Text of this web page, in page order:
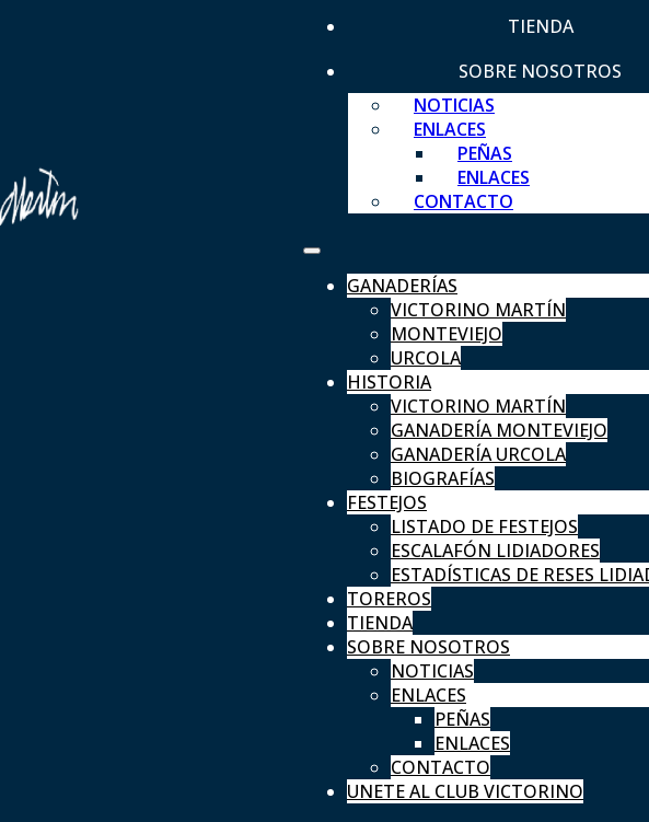
TIENDA
SOBRE NOSOTROS
NOTICIAS
ENLACES
PEÑAS
ENLACES
CONTACTO
GANADERÍAS
VICTORINO MARTÍN
MONTEVIEJO
URCOLA
HISTORIA
VICTORINO MARTÍN
GANADERÍA MONTEVIEJO
GANADERÍA URCOLA
BIOGRAFÍAS
FESTEJOS
LISTADO DE FESTEJOS
ESCALAFÓN LIDIADORES
ESTADÍSTICAS DE RESES
TOREROS
TIENDA
SOBRE NOSOTROS
NOTICIAS
ENLACES
PEÑAS
ENLACES
CONTACTO
UNETE AL CLUB VICTORINO